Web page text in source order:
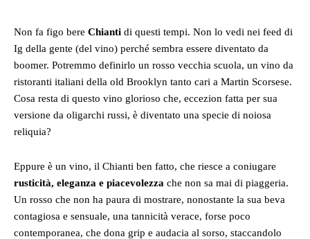
Non fa figo bere Chianti di questi tempi. Non lo vedi nei feed di
Ig della gente (del vino) perché sembra essere diventato da
boomer. Potremmo definirlo un rosso vecchia scuola, un vino da
ristoranti italiani della old Brooklyn tanto cari a Martin Scorsese.
Cosa resta di questo vino glorioso che, eccezion fatta per sua
versione da oligarchi russi, è diventato una specie di noiosa
reliquia?
Eppure è un vino, il Chianti ben fatto, che riesce a coniugare
rusticità, eleganza e piacevolezza che non sa mai di piaggeria.
Un rosso che non ha paura di mostrare, nonostante la sua beva
contagiosa e sensuale, una tannicità verace, forse poco
contemporanea, che dona grip e audacia al sorso, staccandolo